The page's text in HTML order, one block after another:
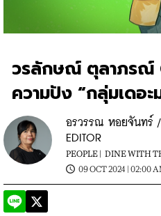
วรลักษณ์ ตุลาภรณ์
ความปัง “กลุ่มเดอ
อรวรรณ หอยจันทร์ /
EDITOR
PEOPLE | DINE WITH
09 OCT 2024 | 02:00